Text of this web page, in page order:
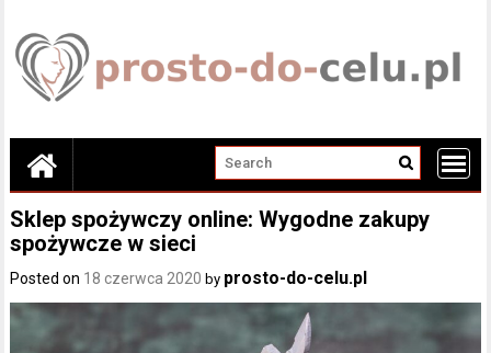
content
Sklep spożywczy online: Wygodne zakupy
spożywcze w sieci
Posted on 18 czerwca 2020 by prosto-do-celu.pl